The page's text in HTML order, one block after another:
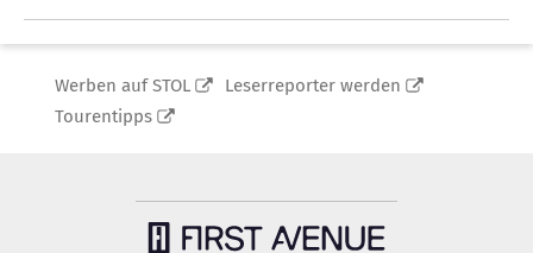
Werben auf STOL
Leserreporter werden
Tourentipps